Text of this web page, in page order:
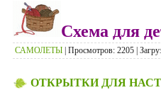
Схема для
САМОЛЕТЫ | Просмотров: 2205 |
ОТКРЫТКИ ДЛЯ